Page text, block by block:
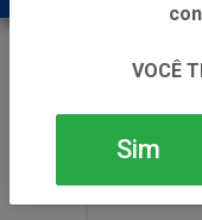
CERVEJA
VOCÊ
Sim